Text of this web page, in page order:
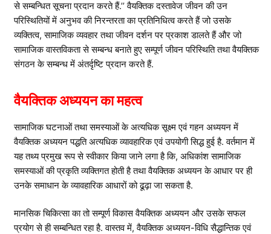
से सम्बन्धित सूचना प्रदान करते हैं.’’ वैयक्तिक दस्तावेज जीवन की उन
परिस्थितियों में अनुभव की निरन्तरता का प्रतिनिधित्व करते हैं जो उसके
व्यक्तित्व, सामाजिक व्यवहार तथा जीवन दर्शन पर प्रकाश डालते हैं और जो
सामाजिक वास्तविकता से सम्बन्ध बनाते हुए सम्पूर्ण जीवन परिस्थिति तथा वैयक्तिक
संगठन के सम्बन्ध में अंतर्दृष्टि प्रदान करते हैं.
वैयक्तिक अध्ययन का महत्व
सामाजिक घटनाओं तथा समस्याओं के अत्यधिक सूक्ष्म एवं गहन अध्ययन में
वैयक्तिक अध्ययन पद्धति अत्यधिक व्यावहारिक एवं उपयोगी सिद्ध हुई है. वर्तमान में
यह तथ्य प्रमुख रूप से स्वीकार किया जाने लगा है कि, अधिकांश सामाजिक
समस्याओं की प्रकृति व्यक्तिगत होती है तथा वैयक्तिक अध्ययन के आधार पर ही
उनके समाधान के व्यावहारिक आधारों को ढूढ़ा जा सकता है.
मानसिक चिकित्सा का तो सम्पूर्ण विकास वैयक्तिक अध्ययन और उसके सफल
प्रयोग से ही सम्बन्धित रहा है. वास्तव में, वैयक्तिक अध्ययन-विधि सैद्धान्तिक एवं